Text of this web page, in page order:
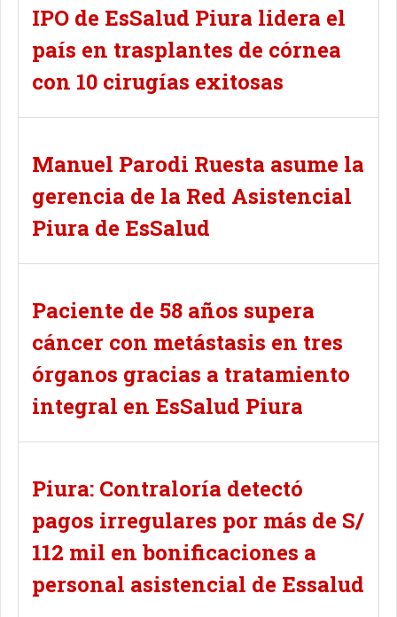
IPO de EsSalud Piura lidera el
país en trasplantes de córnea
con 10 cirugías exitosas
Manuel Parodi Ruesta asume la
gerencia de la Red Asistencial
Piura de EsSalud
Paciente de 58 años supera
cáncer con metástasis en tres
órganos gracias a tratamiento
integral en EsSalud Piura
Piura: Contraloría detectó
pagos irregulares por más de S/
112 mil en bonificaciones a
personal asistencial de Essalud